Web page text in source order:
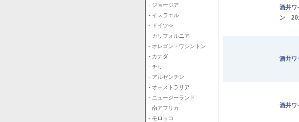
- ジョージア
- イスラエル
- ドイツ->
- カリフォルニア
- オレゴン・ワシントン
- カナダ
- チリ
- アルゼンチン
- オーストラリア
- ニュージーランド
- 南アフリカ
- モロッコ
酒井ワ
ン
酒井
酒井